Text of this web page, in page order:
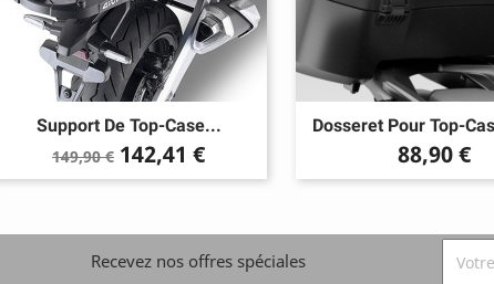
Support De Top-Case...
Prix
de
149,90 € Prix
142,41 €
Dosseret Pour Top-
Prix
88,90 €
Recevez nos offres spéciales